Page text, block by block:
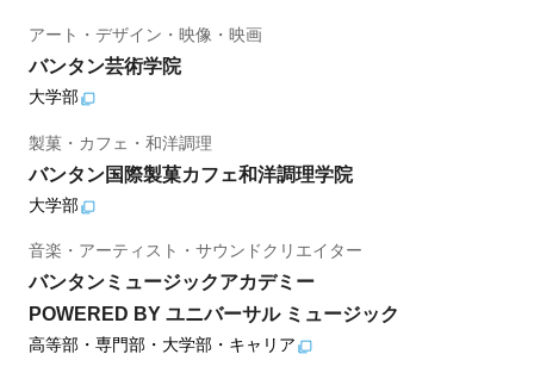
アート・デザイン・映像・映画
バンタン芸術学院
大学部
製菓・カフェ・和洋調理
バンタン国際製菓カフェ和洋調理学院
大学部
音楽・アーティスト・サウンドクリエイター
バンタンミュージックアカデミー
POWERED BY ユニバーサル ミュージック
高等部・専門部・大学部・キャリア